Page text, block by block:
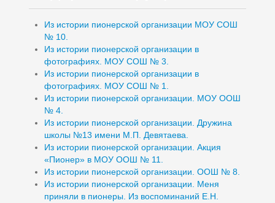
Из истории пионерской организации МОУ СОШ
№ 10.
Из истории пионерской организации в
фотографиях. МОУ СОШ № 3.
Из истории пионерской организации в
фотографиях. МОУ СОШ № 1.
Из истории пионерской организации. МОУ ООШ
№ 4.
Из истории пионерской организации. Дружина
школы №13 имени М.П. Девятаева.
Из истории пионерской организации. Акция
«Пионер» в МОУ ООШ № 11.
Из истории пионерской организации. ООШ № 8.
Из истории пионерской организации. Меня
приняли в пионеры. Из воспоминаний Е.Н.